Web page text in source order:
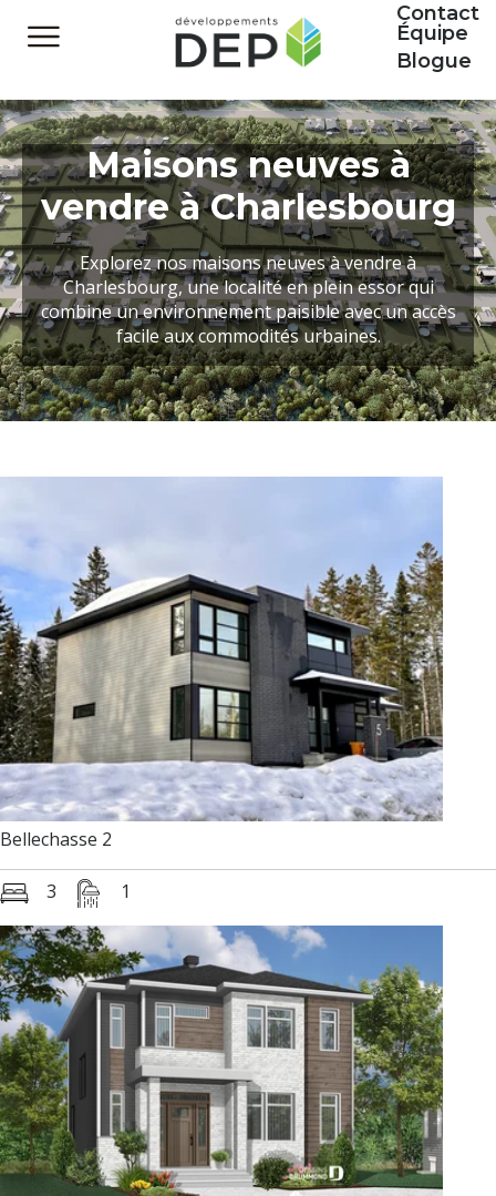
Blogue
Équipe
Contact
Maisons neuves à
vendre à Charlesbourg
Explorez nos maisons neuves à vendre à
Charlesbourg, une localité en plein essor qui
combine un environnement paisible avec un accès
facile aux commodités urbaines.
Bellechasse 2
3 1